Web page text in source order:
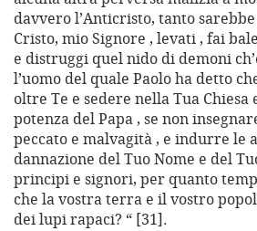
davvero l’Anticristo, tanto
Cristo, mio Signore , levati , fai
e distruggi quel nido di demoni
l’uomo del quale Paolo ha detto
oltre Te e sedere nella Tua Chiesa
potenza del Papa , se non
peccato e malvagità , e indurre le
dannazione del Tuo Nome e del
principi e signori, per quanto
che la vostra terra e il vostro
dei lupi rapaci? “ [31].